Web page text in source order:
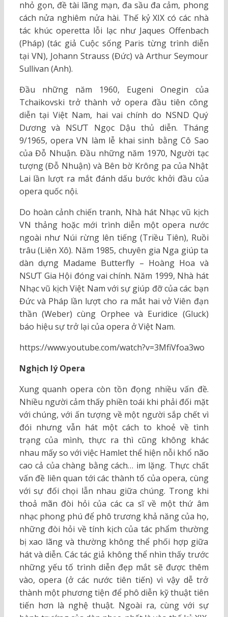
nhỏ gọn, đề tài lãng mạn, đa sầu đa cảm, phong
cách nửa nghiêm nửa hài. Thế kỷ XIX có các nhà
tác khúc operetta lỗi lạc như Jaques Offenbach
(Pháp) (tác giả Cuộc sống Paris từng trình diễn
tại VN), Johann Strauss (Đức) và Arthur Seymour
Sullivan (Anh).
Đầu những năm 1960, Eugeni Onegin của
Tchaikovski trở thành vở opera đầu tiên công
diễn tại Việt Nam, hai vai chính do NSND Quý
Dương và NSƯT Ngọc Dậu thủ diễn. Tháng
9/1965, opera VN làm lễ khai sinh bằng Cô Sao
của Đỗ Nhuận. Đầu những năm 1970, Người tạc
tượng (Đỗ Nhuận) và Bên bờ Krông pa của Nhật
Lai lần lượt ra mắt đánh dấu bước khởi đầu của
opera quốc nội.
Do hoàn cảnh chiến tranh, Nhà hát Nhạc vũ kịch
VN thảng hoặc mới trình diễn một opera nước
ngoài như Núi rừng lên tiếng (Triều Tiên), Ruồi
trâu (Liên Xô). Năm 1985, chuyên gia Nga giúp ta
dàn dựng Madame Butterfly – Hoàng Hoa và
NSƯT Gia Hội đóng vai chính. Năm 1999, Nhà hát
Nhạc vũ kịch Việt Nam với sự giúp đỡ của các bạn
Đức và Pháp lần lượt cho ra mắt hai vở Viên đạn
thần (Weber) cùng Orphee và Euridice (Gluck)
báo hiệu sự trở lại của opera ở Việt Nam.
https://www.youtube.com/watch?v=3MfiVfoa3wo
Nghịch lý Opera
Xung quanh opera còn tồn đọng nhiều vấn đề.
Nhiều người cảm thấy phiền toái khi phải đối mặt
với chúng, với ấn tượng về một người sắp chết vì
đói nhưng vẫn hát một cách to khoẻ về tình
trạng của mình, thực ra thì cũng không khác
nhau mấy so với việc Hamlet thể hiện nỗi khổ não
cao cả của chàng bằng cách… im lặng. Thực chất
vấn đề liên quan tới các thành tố của opera, cùng
với sự đối chọi lẫn nhau giữa chúng. Trong khi
thoả mãn đòi hỏi của các ca sĩ về một thứ âm
nhạc phong phú để phô trương khả năng của họ,
những đòi hỏi về tính kịch của tác phẩm thường
bị xao lãng và thường không thể phối hợp giữa
hát và diễn. Các tác giả không thể nhìn thấy trước
những yếu tố trình diễn đẹp mắt sẽ được thêm
vào, opera (ở các nước tiên tiến) vì vậy dễ trở
thành một phương tiện để phô diễn kỹ thuật tiên
tiến hơn là nghệ thuật. Ngoài ra, cùng với sự